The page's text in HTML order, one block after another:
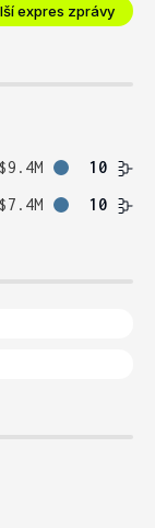
expres zprávy
$9.4M
10
$7.4M 10